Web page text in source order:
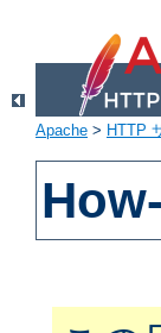
Apache > HTTP